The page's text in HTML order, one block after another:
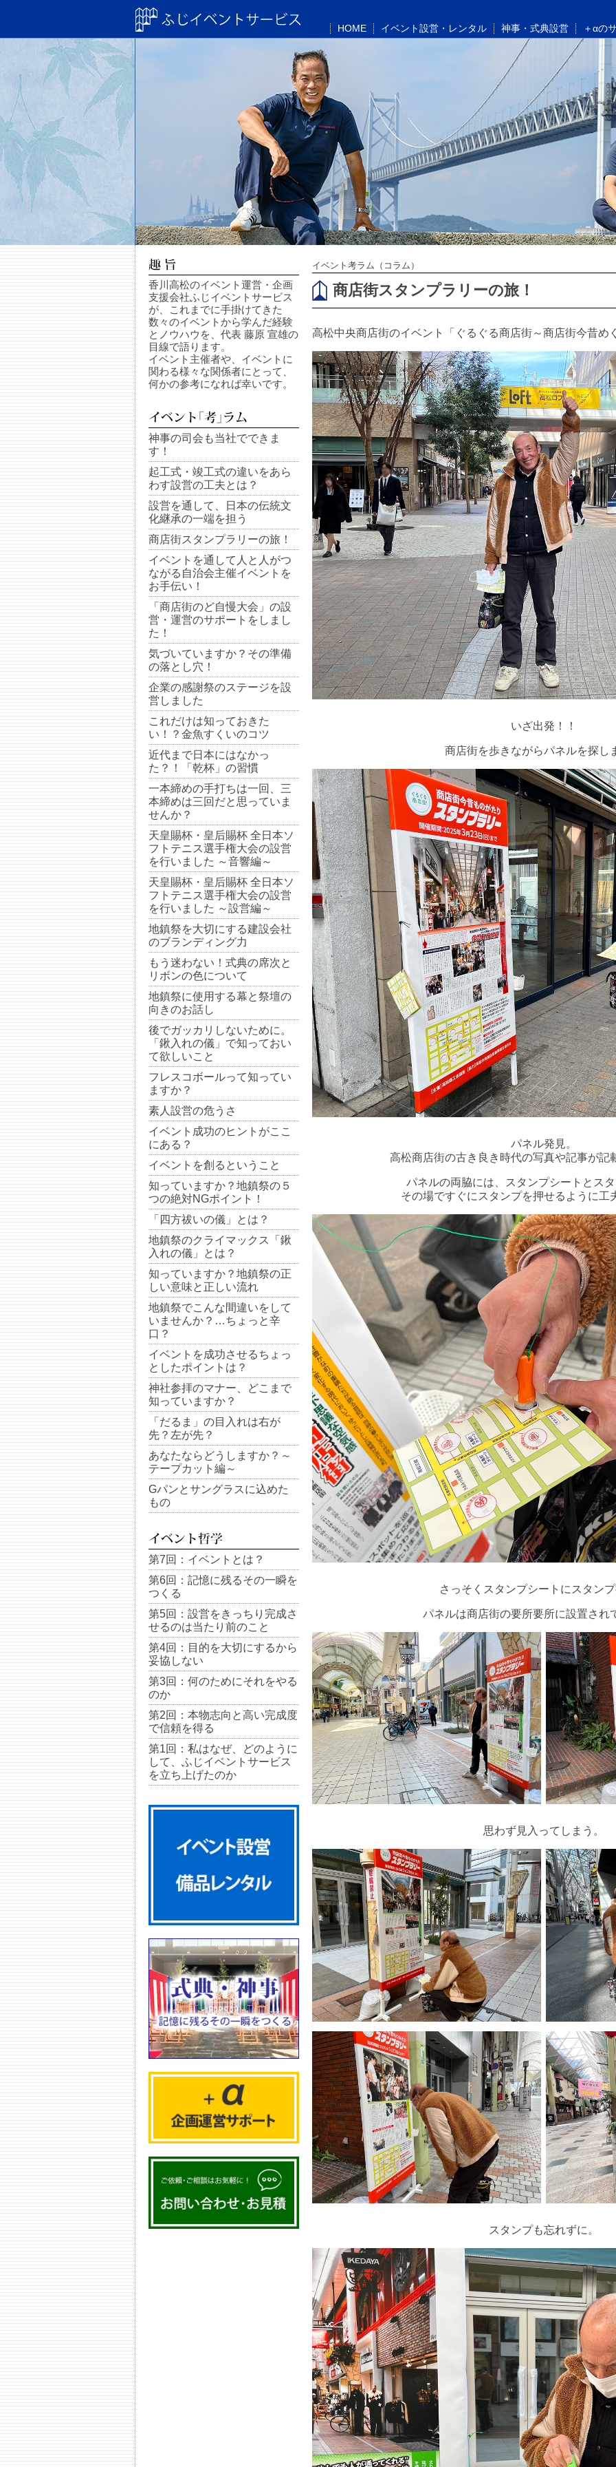
HOME イベント設営・レンタル 神事・式典設営 ＋αの
イベント考ラム（コラム）
商店街スタンプラリーの旅！
高松中央商店街のイベント「ぐるぐる商店街～商店街今昔め
いざ出発！！
商店街を歩きながらパネルを探し
パネル発見。
高松商店街の古き良き時代の写真や記事が記
パネルの両脇には、スタンプシートとス
その場ですぐにスタンプを押せるように工
さっそくスタンプシートにスタン
パネルは商店街の要所要所に設置され
思わず見入ってしまう。
スタンプも忘れずに。
香川高松のイベント運営・企画
支援会社ふじイベントサービス
が、これまでに手掛けてきた
数々のイベントから学んだ経験
とノウハウを、代表 藤原 宣雄の
目線で語ります。
イベント主催者や、イベントに
関わる様々な関係者にとって、
何かの参考になれば幸いです。
神事の司会も当社でできま
す！
起工式・竣工式の違いをあら
わす設営の工夫とは？
設営を通して、日本の伝統文
化継承の一端を担う
商店街スタンプラリーの旅！
イベントを通して人と人がつ
ながる自治会主催イベントを
お手伝い！
「商店街のど自慢大会」の設
営・運営のサポートをしまし
た！
気づいていますか？その準備
の落とし穴！
企業の感謝祭のステージを設
営しました
これだけは知っておきた
い！？金魚すくいのコツ
近代まで日本にはなかっ
た？！「乾杯」の習慣
一本締めの手打ちは一回、三
本締めは三回だと思っていま
せんか？
天皇賜杯・皇后賜杯 全日本ソ
フトテニス選手権大会の設営
を行いました ～音響編～
天皇賜杯・皇后賜杯 全日本ソ
フトテニス選手権大会の設営
を行いました ～設営編～
地鎮祭を大切にする建設会社
のブランディング力
もう迷わない！式典の席次と
リボンの色について
地鎮祭に使用する幕と祭壇の
向きのお話し
後でガッカリしないために。
「鍬入れの儀」で知っておい
て欲しいこと
フレスコボールって知ってい
ますか？
素人設営の危うさ
イベント成功のヒントがここ
にある？
イベントを創るということ
知っていますか？地鎮祭の５
つの絶対NGポイント！
「四方祓いの儀」とは？
地鎮祭のクライマックス「鍬
入れの儀」とは？
知っていますか？地鎮祭の正
しい意味と正しい流れ
地鎮祭でこんな間違いをして
いませんか？…ちょっと辛
口？
イベントを成功させるちょっ
としたポイントは？
神社参拝のマナー、どこまで
知っていますか？
「だるま」の目入れは右が
先？左が先？
あなたならどうしますか？～
テープカット編～
Gパンとサングラスに込めた
もの
第7回：イベントとは？
第6回：記憶に残るその一瞬を
つくる
第5回：設営をきっちり完成さ
せるのは当たり前のこと
第4回：目的を大切にするから
妥協しない
第3回：何のためにそれをやる
のか
第2回：本物志向と高い完成度
で信頼を得る
第1回：私はなぜ、どのように
して、ふじイベントサービス
を立ち上げたのか